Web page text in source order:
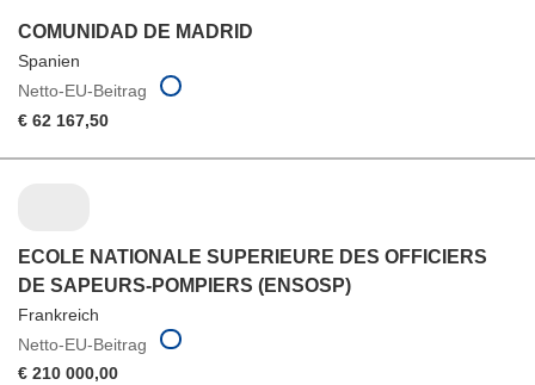
COMUNIDAD DE MADRID
Spanien
Netto-EU-Beitrag
€ 62 167,50
ECOLE NATIONALE SUPERIEURE DES OFFICIERS
DE SAPEURS-POMPIERS (ENSOSP)
Frankreich
Netto-EU-Beitrag
€ 210 000,00